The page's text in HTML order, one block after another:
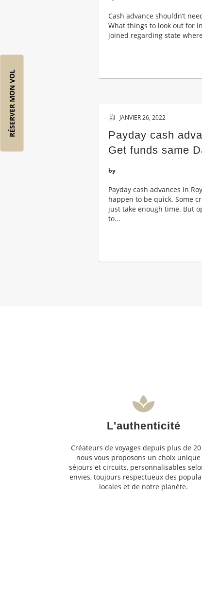
RÉSERVER MON VOL
Cash advance shouldn’t
What things to look out for
joined regarding state
JANVIER 26, 2022
Payday cash
Get funds same
by
Payday cash advances in
happen to be quick. Some
just take enough time. But
to...
L'authenticité
Créateurs de voyages depuis plus de
nous vous proposons un choix
séjours et circuits, personnalisables
envies, toujours respectueux des
locales et de notre planète.